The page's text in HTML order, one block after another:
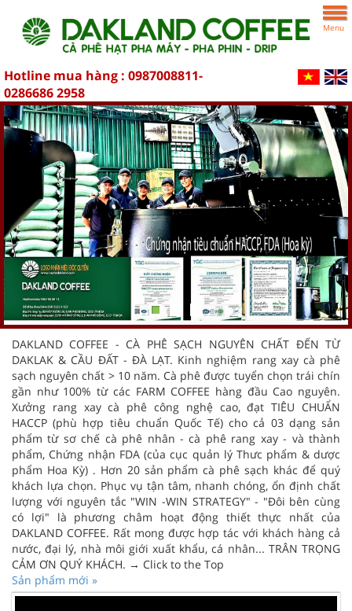
Menu
Hotline mua hàng : 0987008811-
0286686 2958
DAKLAND COFFEE - CÀ PHÊ SẠCH NGUYÊN CHẤT ĐẾN TỪ
DAKLAK & CẦU ĐẤT - ĐÀ LẠT. Kinh nghiệm rang xay cà phê
sạch nguyên chất > 10 năm. Cà phê được tuyển chọn trái chín
gần như 100% từ các FARM COFFEE hàng đầu Cao nguyên.
Xưởng rang xay cà phê công nghệ cao, đạt TIÊU CHUẨN
HACCP (phù hợp tiêu chuẩn Quốc Tế) cho cả 03 dạng sản
phẩm từ sơ chế cà phê nhân - cà phê rang xay - và thành
phẩm, Chứng nhận FDA (của cục quản lý Thưc phẩm & dược
phẩm Hoa Kỳ) . Hơn 20 sản phẩm cà phê sạch khác để quý
khách lựa chọn. Phục vụ tận tâm, nhanh chóng, ổn định chất
lượng với nguyên tắc "WIN -WIN STRATEGY" - "Đôi bên cùng
có lợi" là phương châm hoạt động thiết thực nhất của
DAKLAND COFFEE. Rất mong được hợp tác với khách hàng cả
nước, đại lý, nhà môi giới xuất khẩu, cá nhân... TRÂN TRỌNG
CẢM ƠN QUÝ KHÁCH. → Click to the Top
Sản phẩm mới »